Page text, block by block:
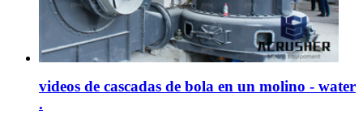
videos de cascadas de bola en un molino - water
.